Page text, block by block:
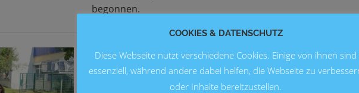
begonnen.
EHRENAMT/TANDEM
Rote Rosen auf dem roten Sofa
COOKIES & DATENSCHUTZ
Diese Webseite nutzt verschiedene Cookies. Einige von ihnen sind
essenziell, während andere dabei helfen, die Webseite zu
oder Inhalte bereitzustellen.